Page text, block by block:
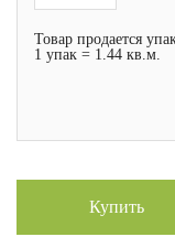
Товар продается
1 упак = 1.44 кв.м.
Купить